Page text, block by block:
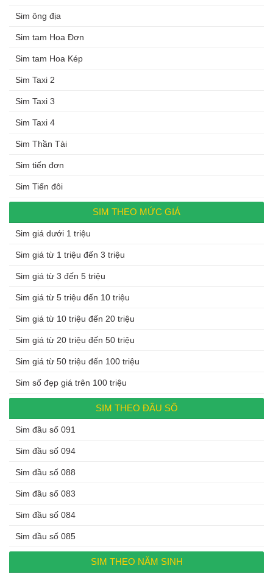
Sim ông địa
Sim tam Hoa Đơn
Sim tam Hoa Kép
Sim Taxi 2
Sim Taxi 3
Sim Taxi 4
Sim Thần Tài
Sim tiến đơn
Sim Tiến đôi
SIM THEO MỨC GIÁ
Sim giá dưới 1 triệu
Sim giá từ 1 triệu đến 3 triệu
Sim giá từ 3 đến 5 triệu
Sim giá từ 5 triệu đến 10 triệu
Sim giá từ 10 triệu đến 20 triệu
Sim giá từ 20 triệu đến 50 triệu
Sim giá từ 50 triệu đến 100 triệu
Sim số đẹp giá trên 100 triệu
SIM THEO ĐẦU SỐ
Sim đầu số 091
Sim đầu số 094
Sim đầu số 088
Sim đầu số 083
Sim đầu số 084
Sim đầu số 085
SIM THEO NĂM SINH